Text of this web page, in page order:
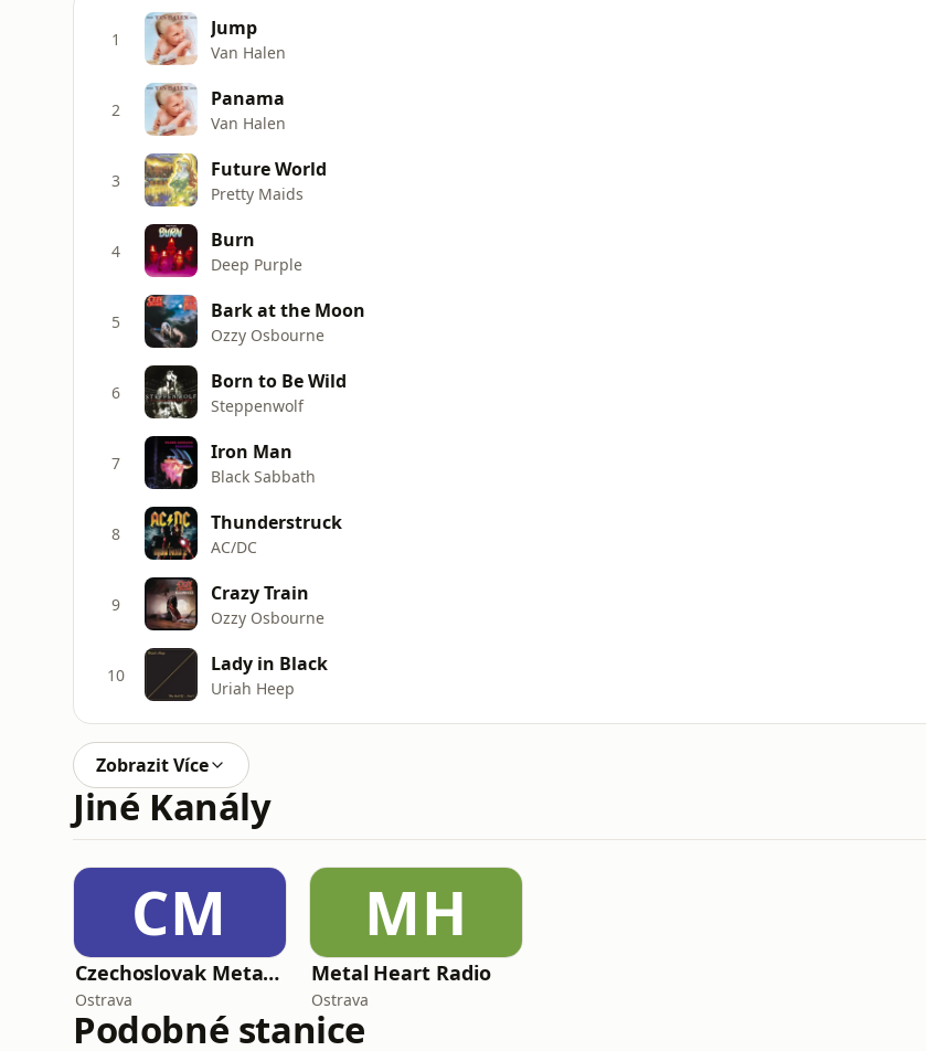
1 Jump
Van Halen
2 Panama
Van Halen
3 Future World
Pretty Maids
4 Burn
Deep Purple
5 Bark at the Moon
Ozzy Osbourne
6 Born to Be Wild
Steppenwolf
7 Iron Man
Black Sabbath
8 Thunderstruck
AC/DC
9 Crazy Train
Ozzy Osbourne
10 Lady in Black
Uriah Heep
Zobrazit Více
Jiné Kanály
CM
Czechoslovak Metal Channel
Ostrava
MH
Metal Heart Radio
Ostrava
Podobné stanice